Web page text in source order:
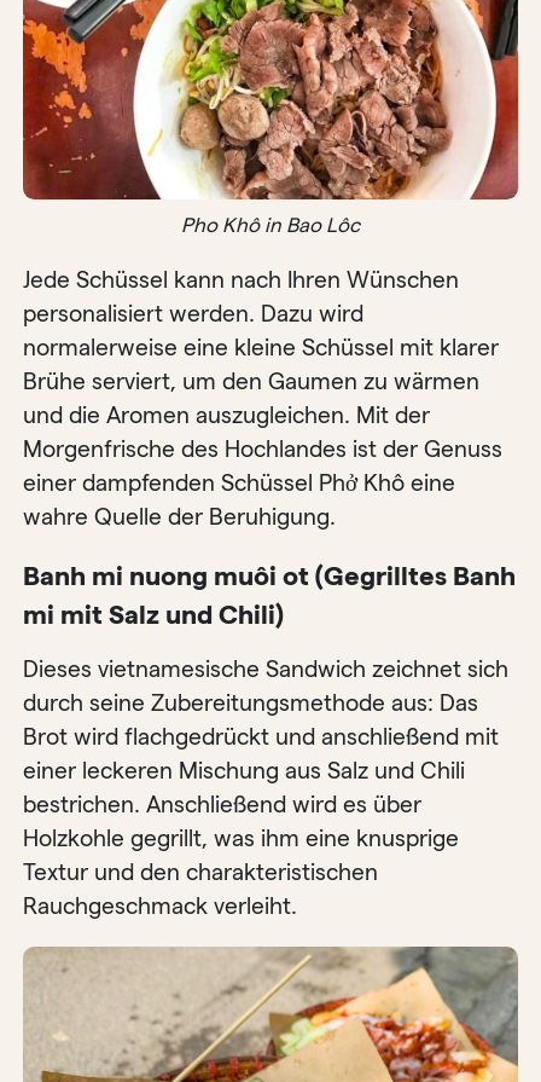
Pho Khô in Bao Lôc
Jede Schüssel kann nach Ihren Wünschen
personalisiert werden. Dazu wird
normalerweise eine kleine Schüssel mit klarer
Brühe serviert, um den Gaumen zu wärmen
und die Aromen auszugleichen. Mit der
Morgenfrische des Hochlandes ist der Genuss
einer dampfenden Schüssel Phở Khô eine
wahre Quelle der Beruhigung.
Banh mi nuong muôi ot (Gegrilltes Banh
mi mit Salz und Chili)
Dieses vietnamesische Sandwich zeichnet sich
durch seine Zubereitungsmethode aus: Das
Brot wird flachgedrückt und anschließend mit
einer leckeren Mischung aus Salz und Chili
bestrichen. Anschließend wird es über
Holzkohle gegrillt, was ihm eine knusprige
Textur und den charakteristischen
Rauchgeschmack verleiht.